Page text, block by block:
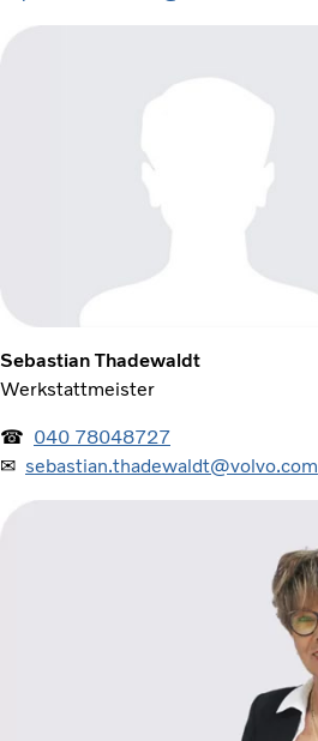
Sebastian Thadewaldt
Werkstattmeister
☎ 040 78048727
✉ sebastian.thadewaldt@volvo.com